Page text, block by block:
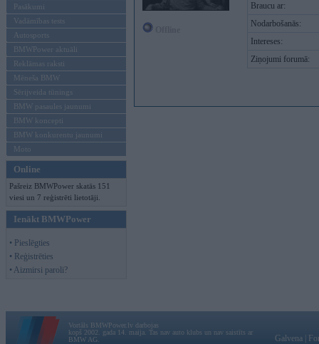
Pasākumi
Vadāmības tests
Autosports
BMWPower aktuāli
Reklāmas raksti
Mēneša BMW
Sērijveida tūnings
BMW pasaules jaunumi
BMW koncepti
BMW konkurentu jaunumi
Moto
Online
Pašreiz BMWPower skatās 151
viesi un 7 reģistrēti lietotāji.
Ienākt BMWPower
• Pieslēgties
• Reģistrēties
• Aizmirsi paroli?
Braucu ar:
Nodarbošanās:
Intereses:
Ziņojumi forumā:
Vortāls BMWPower.lv darbojas
kopš 2002. gada 14. maija. Tas nav auto klubs un nav saistīts ar
BMW AG.
Galvena